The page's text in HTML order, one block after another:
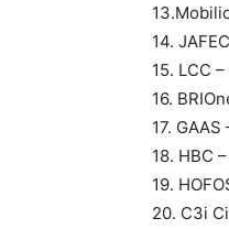
14.
15. LCC
16.
17.
18. HBC
19.
20. C3i